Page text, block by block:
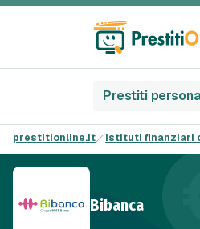
Prestiti
prestitionline.it istituti finanziari
Bibanca